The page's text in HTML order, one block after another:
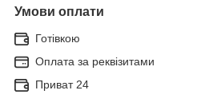
Умови оплати
Готівкою
Оплата за реквізитами
Приват 24